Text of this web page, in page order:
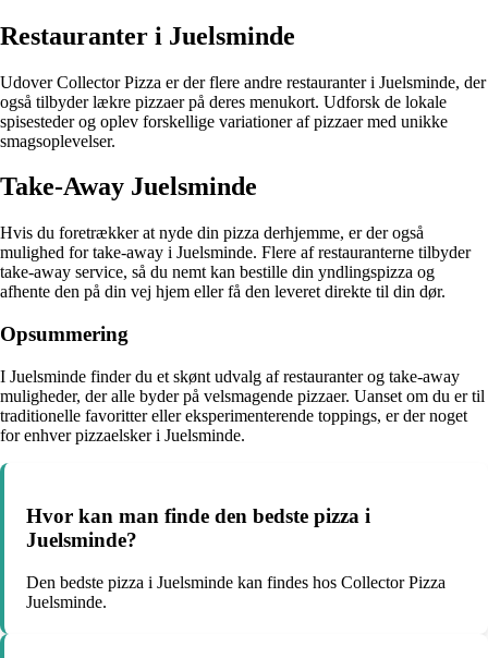
Restauranter i Juelsminde
Udover Collector Pizza er der flere andre restauranter i Juelsminde, der
også tilbyder lækre pizzaer på deres menukort. Udforsk de lokale
spisesteder og oplev forskellige variationer af pizzaer med unikke
smagsoplevelser.
Take-Away Juelsminde
Hvis du foretrækker at nyde din pizza derhjemme, er der også
mulighed for take-away i Juelsminde. Flere af restauranterne tilbyder
take-away service, så du nemt kan bestille din yndlingspizza og
afhente den på din vej hjem eller få den leveret direkte til din dør.
Opsummering
I Juelsminde finder du et skønt udvalg af restauranter og take-away
muligheder, der alle byder på velsmagende pizzaer. Uanset om du er til
traditionelle favoritter eller eksperimenterende toppings, er der noget
for enhver pizzaelsker i Juelsminde.
Hvor kan man finde den bedste pizza i
Juelsminde?
Den bedste pizza i Juelsminde kan findes hos Collector Pizza
Juelsminde.